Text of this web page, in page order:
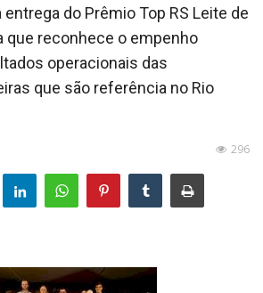
entrega do Prêmio Top RS Leite de
que reconhece o empenho
operacionais das
que são referência no Rio
296